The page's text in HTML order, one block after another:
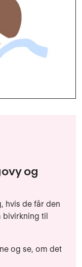
og
hvis de får den
til
og se, om det